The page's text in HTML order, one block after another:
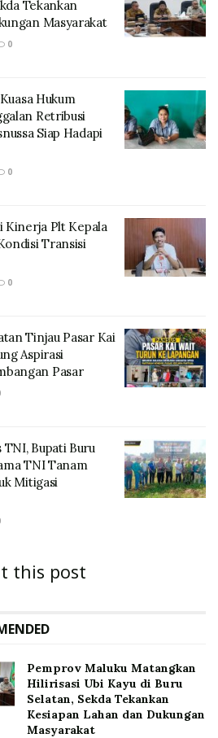
Tekankan
Masyarakat
0
Hukum
Retribusi
Siap Hadapi
0
Kinerja Plt Kepala
Transisi
0
Tinjau Pasar Kai
Aspirasi
Pasar
Bupati Buru
TNI Tanam
Mitigasi
this post
‎Pemprov Maluku Matangkan
Hilirisasi Ubi Kayu di Buru
Selatan, Sekda Tekankan
Kesiapan Lahan dan Dukungan
Masyarakat